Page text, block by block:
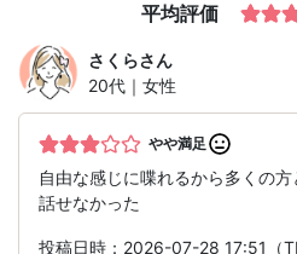
平均評価
さくらさん
20代｜女性
やや満足
自由な感じに喋れるから多くの
話せなかった
投稿日時：2026-07-28 17:51（